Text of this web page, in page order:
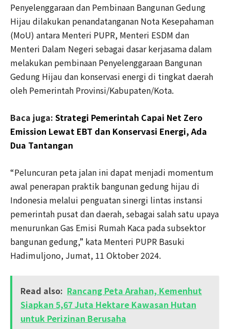
Penyelenggaraan dan Pembinaan Bangunan Gedung
Hijau dilakukan penandatanganan Nota Kesepahaman
(MoU) antara Menteri PUPR, Menteri ESDM dan
Menteri Dalam Negeri sebagai dasar kerjasama dalam
melakukan pembinaan Penyelenggaraan Bangunan
Gedung Hijau dan konservasi energi di tingkat daerah
oleh Pemerintah Provinsi/Kabupaten/Kota.
Baca juga: Strategi Pemerintah Capai Net Zero
Emission Lewat EBT dan Konservasi Energi, Ada
Dua Tantangan
“Peluncuran peta jalan ini dapat menjadi momentum
awal penerapan praktik bangunan gedung hijau di
Indonesia melalui penguatan sinergi lintas instansi
pemerintah pusat dan daerah, sebagai salah satu upaya
menurunkan Gas Emisi Rumah Kaca pada subsektor
bangunan gedung,” kata Menteri PUPR Basuki
Hadimuljono, Jumat, 11 Oktober 2024.
Read also: Rancang Peta Arahan, Kemenhut
Siapkan 5,67 Juta Hektare Kawasan Hutan
untuk Perizinan Berusaha